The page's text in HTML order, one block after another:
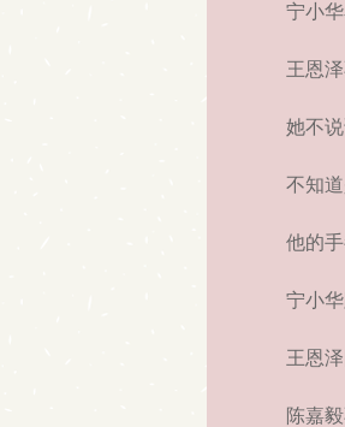
宁小华
王恩泽
她不说
不知道
他的手
宁小华
王恩泽
陈嘉毅